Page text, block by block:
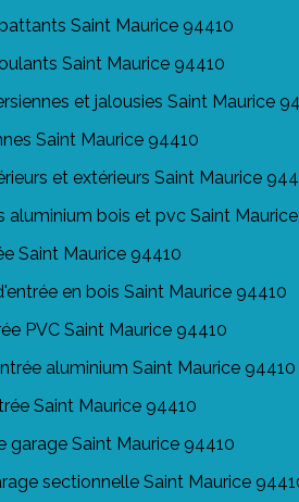
Saint Maurice 94410
Saint Maurice 94410
et jalousies Saint Maurice
Saint Maurice 94410
et extérieurs Saint Maurice
aluminium bois et pvc Saint
Saint Maurice 94410
en bois Saint Maurice 94410
PVC Saint Maurice 94410
aluminium Saint Maurice 94410
Saint Maurice 94410
garage Saint Maurice 94410
sectionnelle Saint Maurice